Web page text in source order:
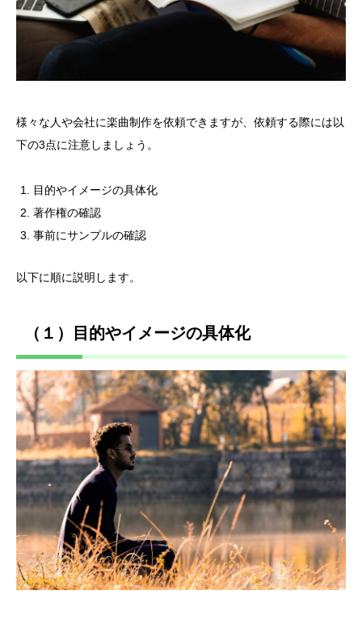
様々な人や会社に楽曲制作を依頼できますが、依頼する際には以
下の3点に注意しましょう。
目的やイメージの具体化
著作権の確認
事前にサンプルの確認
以下に順に説明します。
（１）目的やイメージの具体化